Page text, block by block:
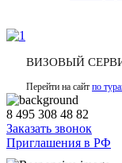
ВИЗОВЫЙ
Перейти на сайт по
8 495 308 48 82
Заказать звонок
Приглашения в РФ